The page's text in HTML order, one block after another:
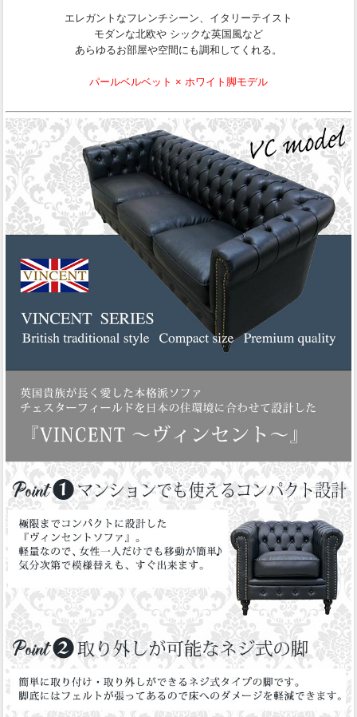
エレガントなフレンチシーン、イタリーテイスト
モダンな北欧や シックな英国風など
あらゆるお部屋や空間にも調和してくれる。
パールベルベット × ホワイト脚モデル